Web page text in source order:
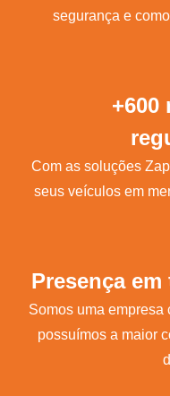
segurança e
+600
Com as soluções
seus veículos em
Presença em
Somos uma
possuímos a maior